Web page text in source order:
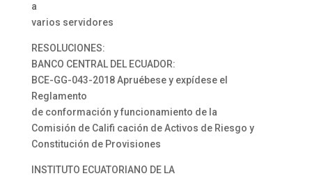
a
varios servidores
RESOLUCIONES:
BANCO CENTRAL DEL ECUADOR:
BCE-GG-043-2018 Apruébese y expídese el
Reglamento
de conformación y funcionamiento de la
Comisión de Califi cación de Activos de Riesgo y
Constitución de Provisiones
INSTITUTO ECUATORIANO DE LA